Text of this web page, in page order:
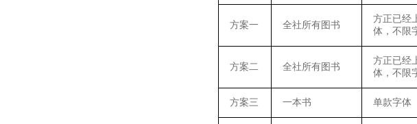
方案一 全社所有图书
方正已经
体，不限
方案二 全社所有图书
方正已经
体，不限
方案三 一本书 单款字体